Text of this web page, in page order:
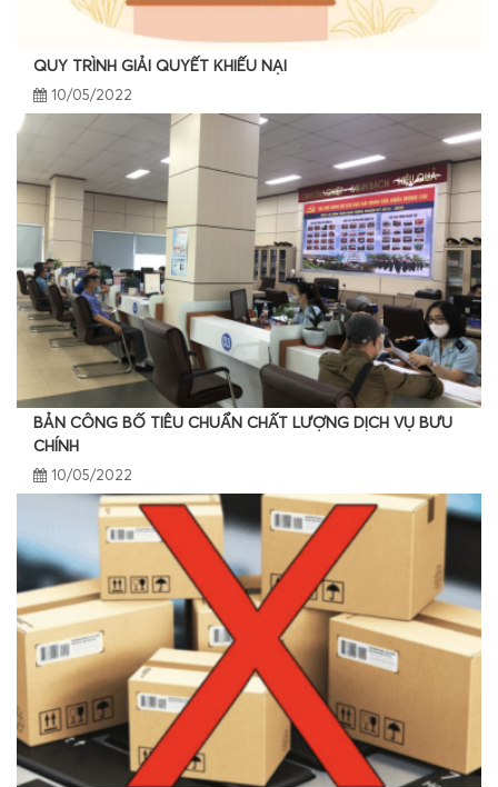
QUY TRÌNH GIẢI QUYẾT KHIẾU NẠI
10/05/2022
BẢN CÔNG BỐ TIÊU CHUẨN CHẤT LƯỢNG DỊCH VỤ BƯU
CHÍNH
10/05/2022